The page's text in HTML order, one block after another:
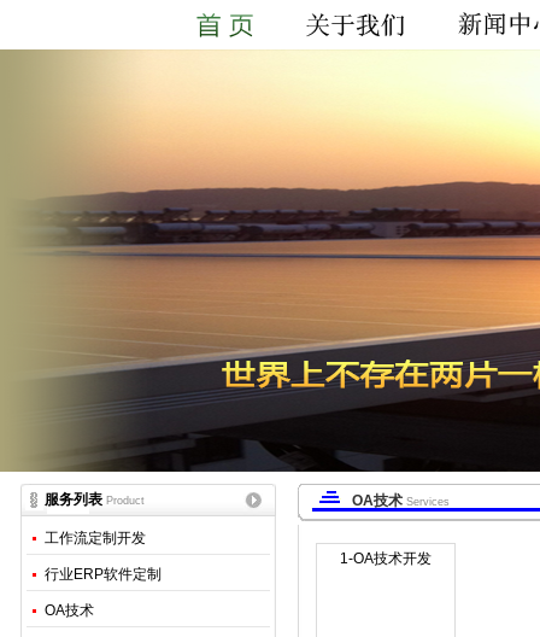
服务列表 Product
工作流定制开发
行业ERP软件定制
OA技术
OA技术 Services
1-OA技术开发